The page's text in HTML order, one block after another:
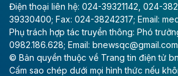
Tổng CTCP Xuất nhập khẩu và Xây
(Vinaconex) đã khép lại nửa đầu
thuần gần 7.268 tỷ đồng, tăng 4%
cũng là mức cao nhất lịch sử hoạt
nghiệp.
Điện thoại liên hệ: 024-39321142, 024-
39330400; Fax: 024-38242317; Email:
Phụ trách hợp tác truyền thông: Phó
0982.186.628; Email: bnewsqc@gmail.com
© Bản quyền thuộc về Trang tin điện tử
Cấm sao chép dưới mọi hình thức nếu